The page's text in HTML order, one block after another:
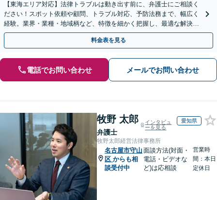
【東海エリア対応】法律トラブルは動き出す前に、弁護士にご相談く
ださい！スポット依頼や顧問、トラブル対応、予防法務まで、幅広く
経験。​​業界・業種・地域柄など、特徴を細かく把握し、最適な解決策
をご提示します
料金表を見る
電話でお問い合わせ メールでお問い合わせ
牧野 太郎
弁護士
インタビュ
ーを見る
愛知県
牧野太郎経営法律事務所
名古屋市守山
区 からも相
談受付中
面談方法(対面・
電話・ビデオな
ど)は応相談
営業時
間：本日
定休日